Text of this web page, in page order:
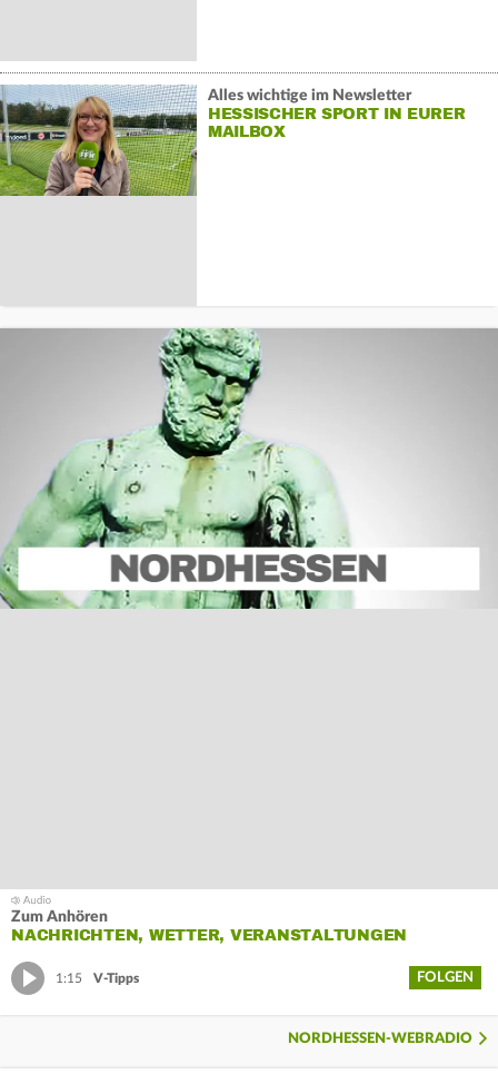
Alles wichtige im Newsletter
HESSISCHER SPORT IN EURER
MAILBOX
Zum Anhören
NACHRICHTEN, WETTER, VERANSTALTUNGEN
1:15 V-Tipps FOLGEN
NORDHESSEN-WEBRADIO